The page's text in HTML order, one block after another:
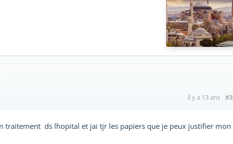
il y a 13 ans #3
traitement ds lhopital et jai tjr les papiers que je peux justifier mon